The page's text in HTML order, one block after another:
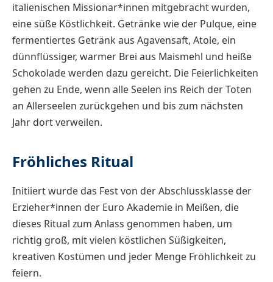
italienischen Missionar*innen mitgebracht wurden,
eine süße Köstlichkeit. Getränke wie der Pulque, eine
fermentiertes Getränk aus Agavensaft, Atole, ein
dünnflüssiger, warmer Brei aus Maismehl und heiße
Schokolade werden dazu gereicht. Die Feierlichkeiten
gehen zu Ende, wenn alle Seelen ins Reich der Toten
an Allerseelen zurückgehen und bis zum nächsten
Jahr dort verweilen.
Fröhliches Ritual
Initiiert wurde das Fest von der Abschlussklasse der
Erzieher*innen der Euro Akademie in Meißen, die
dieses Ritual zum Anlass genommen haben, um
richtig groß, mit vielen köstlichen Süßigkeiten,
kreativen Kostümen und jeder Menge Fröhlichkeit zu
feiern.